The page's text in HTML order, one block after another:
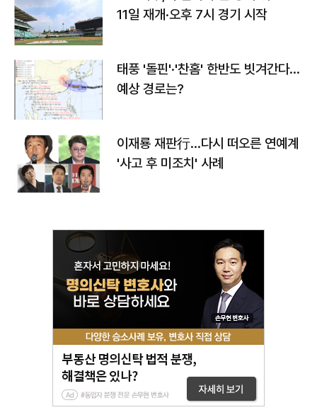
11일 재개·오후 7시 경기 시작
태풍 '돌핀'·'찬홈' 한반도 빗겨간다…
예상 경로는?
이재룡 재판行…다시 떠오른 연예계
'사고 후 미조치' 사례